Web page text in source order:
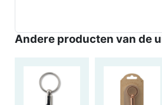
Andere producten van de